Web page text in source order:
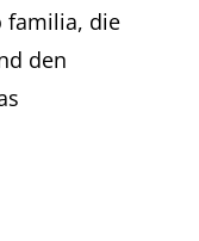
familia, die
den